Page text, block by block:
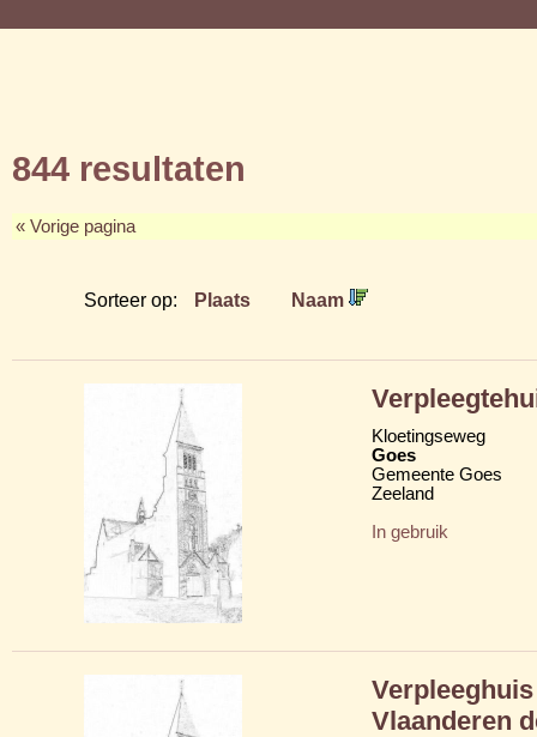
844 resultaten
« Vorige pagina
Sorteer op: Plaats Naam
Kloetingseweg
Goes
Gemeente Goes
Zeeland
In gebruik
Vlaanderen